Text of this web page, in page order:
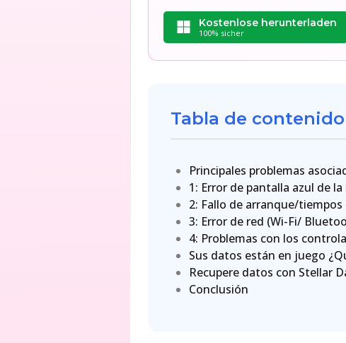
Kostenlose herunterladen
100% sicher
Tabla de contenido
Principales problemas
1: Error de pantalla azul de
2: Fallo de arranque/
3: Error de red (Wi-Fi/
4: Problemas con los
Sus datos están en juego
Recupere datos con Stellar
Conclusión